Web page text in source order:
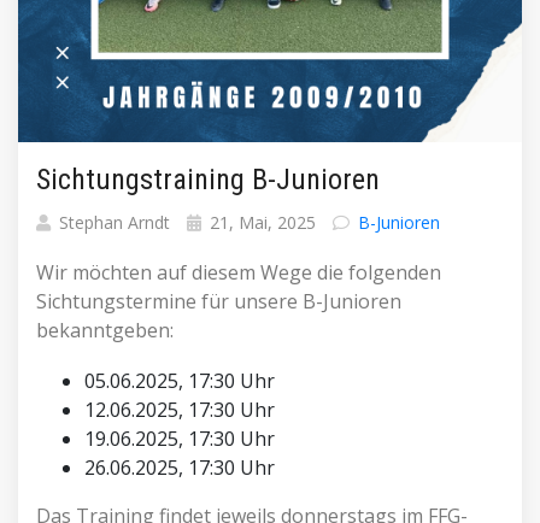
Sichtungstraining B-Junioren
Stephan Arndt 21, Mai, 2025 B-Junioren
Wir möchten auf diesem Wege die folgenden
Sichtungstermine für unsere B-Junioren
bekanntgeben:
05.06.2025, 17:30 Uhr
12.06.2025, 17:30 Uhr
19.06.2025, 17:30 Uhr
26.06.2025, 17:30 Uhr
Das Training findet jeweils donnerstags im FFG-